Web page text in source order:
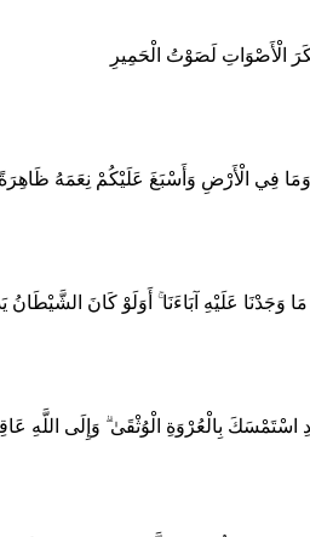
لَصَوْتُ الْحَمِيرِ
فِي الْأَرْضِ وَأَسْبَغَ عَلَيْكُمْ نِعَمَهُ
مَا وَجَدْنَا عَلَيْهِ آبَاءَنَا ۚ أَوَلَوْ كَانَ
بِالْعُرْوَةِ الْوُثْقَىٰ ۗ وَإِلَى اللَّهِ